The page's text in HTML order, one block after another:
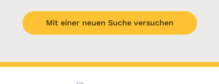
Mit einer neuen Suche versuchen